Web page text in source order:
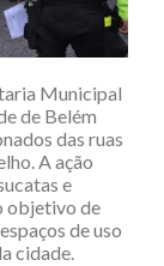
Municipal
de Belém
das ruas
A ação
e
objetivo de
de uso
cidade.